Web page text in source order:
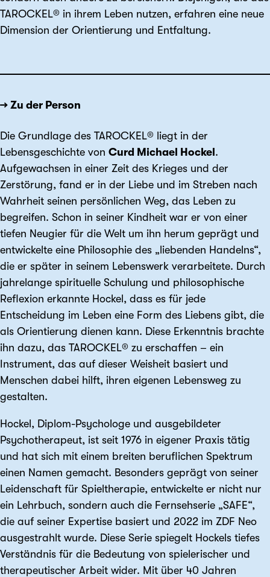
TAROCKEL® in ihrem Leben nutzen, erfahren eine neue
Dimension der Orientierung und Entfaltung.
→ Zu der Person
Die Grundlage des TAROCKEL® liegt in der
Lebensgeschichte von Curd Michael Hockel.
Aufgewachsen in einer Zeit des Krieges und der
Zerstörung, fand er in der Liebe und im Streben nach
Wahrheit seinen persönlichen Weg, das Leben zu
begreifen. Schon in seiner Kindheit war er von einer
tiefen Neugier für die Welt um ihn herum geprägt und
entwickelte eine Philosophie des „liebenden Handelns“,
die er später in seinem Lebenswerk verarbeitete. Durch
jahrelange spirituelle Schulung und philosophische
Reflexion erkannte Hockel, dass es für jede
Entscheidung im Leben eine Form des Liebens gibt, die
als Orientierung dienen kann. Diese Erkenntnis brachte
ihn dazu, das TAROCKEL® zu erschaffen – ein
Instrument, das auf dieser Weisheit basiert und
Menschen dabei hilft, ihren eigenen Lebensweg zu
gestalten.
Hockel, Diplom-Psychologe und ausgebildeter
Psychotherapeut, ist seit 1976 in eigener Praxis tätig
und hat sich mit einem breiten beruflichen Spektrum
einen Namen gemacht. Besonders geprägt von seiner
Leidenschaft für Spieltherapie, entwickelte er nicht nur
ein Lehrbuch, sondern auch die Fernsehserie „SAFE“,
die auf seiner Expertise basiert und 2022 im ZDF Neo
ausgestrahlt wurde. Diese Serie spiegelt Hockels tiefes
Verständnis für die Bedeutung von spielerischer und
therapeutischer Arbeit wider. Mit über 40 Jahren